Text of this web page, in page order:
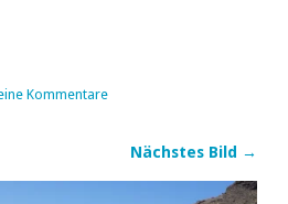
Kommentare
Nächstes Bild →